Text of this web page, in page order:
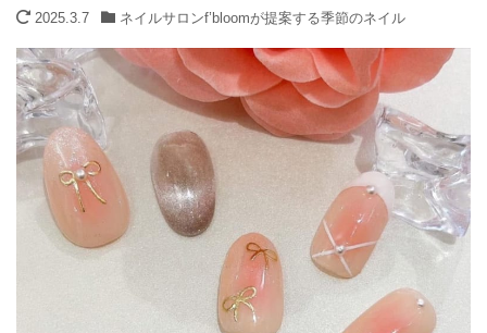
2025.3.7 ネイルサロンf’bloomが提案する季節のネイル